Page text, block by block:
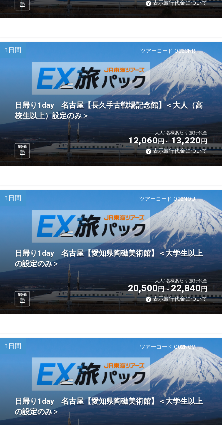
表示旅行代金について
ツアーコード Q02CNR
1日間
日帰り1day 名古屋【長久手古戦場記念館】＜大人（高
校生以上）設定のみ＞
新幹線
大人1名様あたり 旅行代金
12,060円 13,220円
表示旅行代金について
ツアーコード Q02NOU
1日間
日帰り1day 名古屋【愛知県陶磁美術館】＜大学生以上
の設定のみ＞
新幹線
大人1名様あたり 旅行代金
20,500円 22,840円
表示旅行代金について
ツアーコード Q02NOV
1日間
日帰り1day 名古屋【愛知県陶磁美術館】＜大学生以上
の設定のみ＞